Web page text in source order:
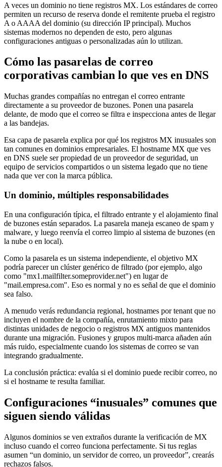
A veces un dominio no tiene registros MX. Los estándares de correo
permiten un recurso de reserva donde el remitente prueba el registro
A o AAAA del dominio (su dirección IP principal). Muchos
sistemas modernos no dependen de esto, pero algunas
configuraciones antiguas o personalizadas aún lo utilizan.
Cómo las pasarelas de correo
corporativas cambian lo que ves en DNS
Muchas grandes compañías no entregan el correo entrante
directamente a su proveedor de buzones. Ponen una pasarela
delante, de modo que el correo se filtra e inspecciona antes de llegar
a las bandejas.
Esa capa de pasarela explica por qué los registros MX inusuales son
tan comunes en dominios empresariales. El hostname MX que ves
en DNS suele ser propiedad de un proveedor de seguridad, un
equipo de servicios compartidos o un sistema legado que no tiene
nada que ver con la marca pública.
Un dominio, múltiples responsabilidades
En una configuración típica, el filtrado entrante y el alojamiento final
de buzones están separados. La pasarela maneja escaneo de spam y
malware, y luego reenvía el correo limpio al sistema de buzones (en
la nube o en local).
Como la pasarela es un sistema independiente, el objetivo MX
podría parecer un clúster genérico de filtrado (por ejemplo, algo
como "mx1.mailfilter.someprovider.net") en lugar de
"mail.empresa.com". Eso es normal y no es señal de que el dominio
sea falso.
A menudo verás redundancia regional, hostnames por tenant que no
incluyen el nombre de la compañía, enrutamiento mixto para
distintas unidades de negocio o registros MX antiguos mantenidos
durante una migración. Fusiones y grupos multi-marca añaden aún
más ruido, especialmente cuando los sistemas de correo se van
integrando gradualmente.
La conclusión práctica: evalúa si el dominio puede recibir correo, no
si el hostname te resulta familiar.
Configuraciones “inusuales” comunes que
siguen siendo válidas
Algunos dominios se ven extraños durante la verificación de MX
incluso cuando el correo funciona perfectamente. Si tus reglas
asumen “un dominio, un servidor de correo, un proveedor”, crearás
rechazos falsos.